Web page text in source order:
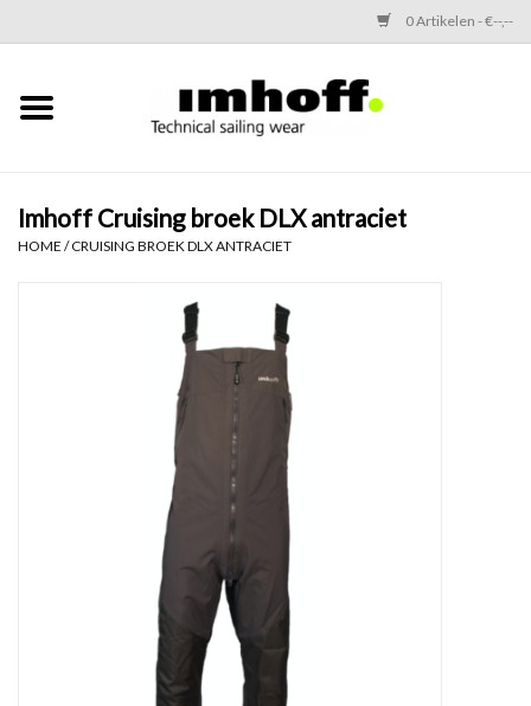
0 Artikelen - €--,--
Home
Performance
Laatste maten 70% korting
Imhoff Cruising broek DLX antraciet
HOME /CRUISING BROEK DLX ANTRACIET